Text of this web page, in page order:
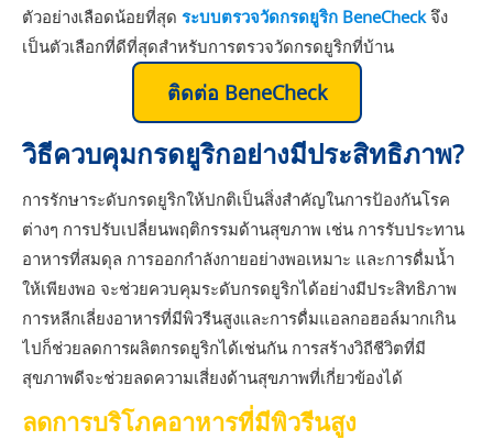
ตัวอย่างเลือดน้อยที่สุด ระบบตรวจวัดกรดยูริก BeneCheckจึง
เป็นตัวเลือกที่ดีที่สุดสำหรับการตรวจวัดกรดยูริกที่บ้าน
ติดต่อ BeneCheck
วิธีควบคุมกรดยูริกอย่างมีประสิทธิภาพ?
การรักษาระดับกรดยูริกให้ปกติเป็นสิ่งสำคัญในการป้องกันโรค
ต่างๆ การปรับเปลี่ยนพฤติกรรมด้านสุขภาพ เช่น การรับประทาน
อาหารที่สมดุล การออกกำลังกายอย่างพอเหมาะ และการดื่มน้ำ
ให้เพียงพอ จะช่วยควบคุมระดับกรดยูริกได้อย่างมีประสิทธิภาพ
การหลีกเลี่ยงอาหารที่มีพิวรีนสูงและการดื่มแอลกอฮอล์มากเกิน
ไปก็ช่วยลดการผลิตกรดยูริกได้เช่นกัน การสร้างวิถีชีวิตที่มี
สุขภาพดีจะช่วยลดความเสี่ยงด้านสุขภาพที่เกี่ยวข้องได้
ลดการบริโภคอาหารที่มีพิวรีนสูง